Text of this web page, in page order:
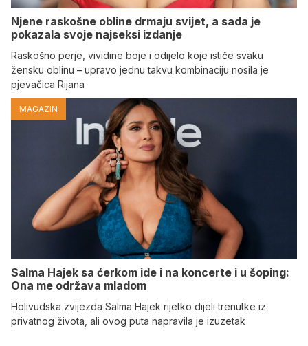
Njene raskošne obline drmaju svijet, a sada je
pokazala svoje najseksi izdanje
Raskošno perje, vividine boje i odijelo koje ističe svaku
žensku oblinu – upravo jednu takvu kombinaciju nosila je
pjevačica Rijana
MAGAZIN
Salma Hajek sa ćerkom ide i na koncerte i u šoping:
Ona me održava mladom
Holivudska zvijezda Salma Hajek rijetko dijeli trenutke iz
privatnog života, ali ovog puta napravila je izuzetak